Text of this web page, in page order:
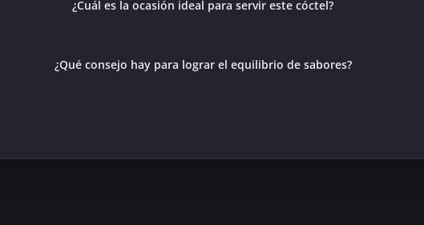
¿Cuál es la ocasión ideal para servir este cóctel?
¿Qué consejo hay para lograr el equilibrio de sabores?